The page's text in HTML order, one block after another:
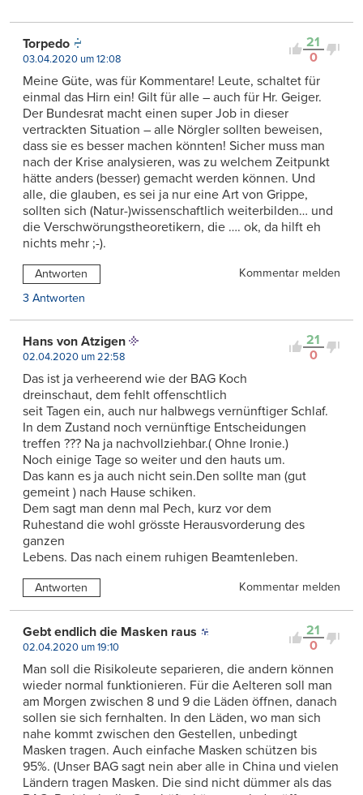
21
0
Torpedo
03.04.2020 um 12:08
Meine Güte, was für Kommentare! Leute, schaltet für
einmal das Hirn ein! Gilt für alle – auch für Hr. Geiger.
Der Bundesrat macht einen super Job in dieser
vertrackten Situation – alle Nörgler sollten beweisen,
dass sie es besser machen könnten! Sicher muss man
nach der Krise analysieren, was zu welchem Zeitpunkt
hätte anders (besser) gemacht werden können. Und
alle, die glauben, es sei ja nur eine Art von Grippe,
sollten sich (Natur-)wissenschaftlich weiterbilden… und
die Verschwörungstheoretikern, die …. ok, da hilft eh
nichts mehr ;-).
Antworten
Kommentar melden
3 Antworten
21
0
Hans von Atzigen
02.04.2020 um 22:58
Das ist ja verheerend wie der BAG Koch
dreinschaut, dem fehlt offenschtlich
seit Tagen ein, auch nur halbwegs vernünftiger Schlaf.
In dem Zustand noch vernünftige Entscheidungen
treffen ??? Na ja nachvollziehbar.( Ohne Ironie.)
Noch einige Tage so weiter und den hauts um.
Das kann es ja auch nicht sein.Den sollte man (gut
gemeint ) nach Hause schiken.
Dem sagt man denn mal Pech, kurz vor dem
Ruhestand die wohl grösste Herausvorderung des
ganzen
Lebens. Das nach einem ruhigen Beamtenleben.
Antworten Kommentar melden
21
0
Gebt endlich die Masken raus
02.04.2020 um 19:10
Man soll die Risikoleute separieren, die andern können
wieder normal funktionieren. Für die Aelteren soll man
am Morgen zwischen 8 und 9 die Läden öffnen, danach
sollen sie sich fernhalten. In den Läden, wo man sich
nahe kommt zwischen den Gestellen, unbedingt
Masken tragen. Auch einfache Masken schützen bis
95%. (Unser BAG sagt nein aber alle in China und vielen
Ländern tragen Masken. Die sind nicht dümmer als das